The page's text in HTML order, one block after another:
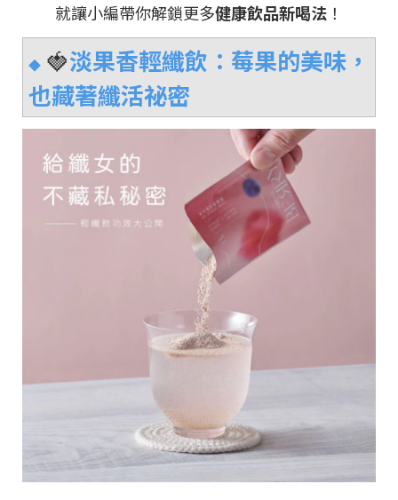
就讓小編帶你解鎖更多健康飲品新喝法 ！
◆ 🍓淡果香輕纖飲 ：莓果的美味，
也藏著纖活祕密